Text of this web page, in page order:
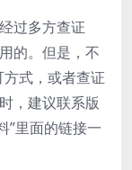
过多方查证
的。但是，不
式，或者查证
，建议联系版
”里面的链接一